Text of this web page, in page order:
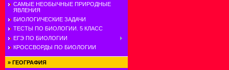
САМЫЕ НЕОБЫЧНЫЕ ПРИРОДНЫЕ
ЯВЛЕНИЯ
БИОЛОГИЧЕСКИЕ ЗАДАЧИ
ТЕСТЫ ПО БИОЛОГИИ. 5 КЛАСС
ЕГЭ ПО БИОЛОГИИ
КРОССВОРДЫ ПО БИОЛОГИИ
» ГЕОГРАФИЯ